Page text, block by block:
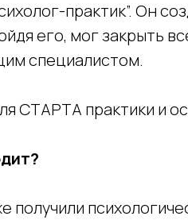
практик”. Он
его, мог закрыть
специалистом.
СТАРТА практики и
получили